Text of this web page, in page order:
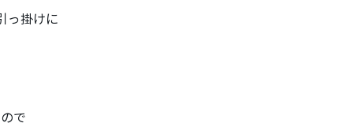
っ掛けに
で